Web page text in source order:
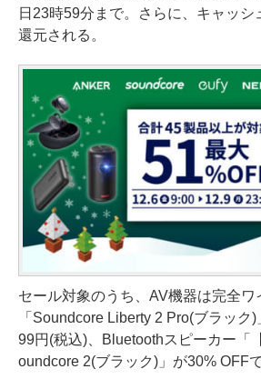
日23時59分まで。さらに、キャッシ
還元される。
セール対象のうち、AV機器は完全ワ
「Soundcore Liberty 2 Pro(ブラック
99円(税込)、Bluetoothスピーカー「
oundcore 2(ブラック)」が30% OFF